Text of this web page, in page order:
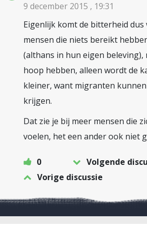
9 december 2015 , 19:31
Eigenlijk komt de bitterheid dus
mensen die niets bereikt
(althans in hun eigen beleving),
hoop hebben, alleen wordt de
kleiner, want migranten kunnen
krijgen.
Dat zie je bij meer mensen die
voelen, het een ander ook niet
0
Volgende
Vorige discussie